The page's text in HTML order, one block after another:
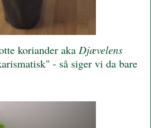
koriander aka Djævelens
- så siger vi da bare